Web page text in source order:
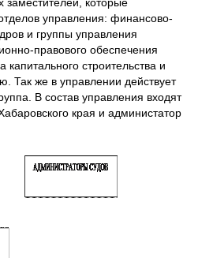
управления: финансово-
и группы управления
правового обеспечения
капитального строительства и
Так же в управлении действует
В состав управления входят
края и администатор